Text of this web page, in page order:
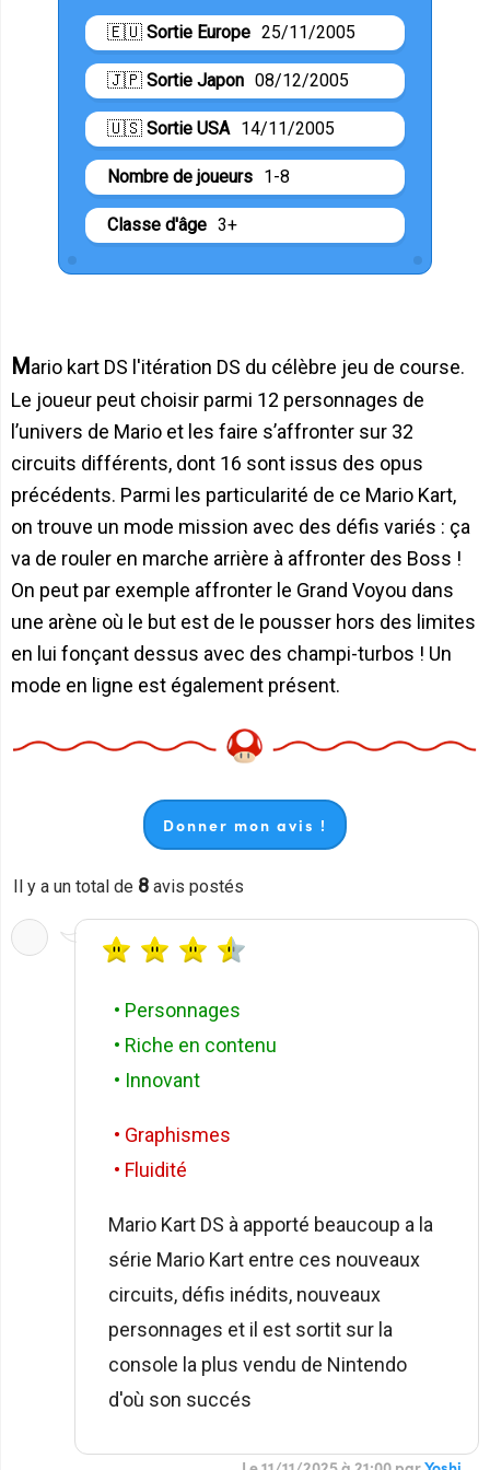
🇪🇺 Sortie Europe 25/11/2005
🇯🇵 Sortie Japon 08/12/2005
🇺🇸 Sortie USA 14/11/2005
Nombre de joueurs 1-8
Classe d'âge 3+
Mario kart DS l'itération DS du célèbre jeu de course.
Le joueur peut choisir parmi 12 personnages de
l’univers de Mario et les faire s’affronter sur 32
circuits différents, dont 16 sont issus des opus
précédents. Parmi les particularité de ce Mario Kart,
on trouve un mode mission avec des défis variés : ça
va de rouler en marche arrière à affronter des Boss !
On peut par exemple affronter le Grand Voyou dans
une arène où le but est de le pousser hors des limites
en lui fonçant dessus avec des champi-turbos ! Un
mode en ligne est également présent.
Donner mon avis !
Il y a un total de 8 avis postés
• Personnages
• Riche en contenu
• Innovant
• Graphismes
• Fluidité
Mario Kart DS à apporté beaucoup a la
série Mario Kart entre ces nouveaux
circuits, défis inédits, nouveaux
personnages et il est sortit sur la
console la plus vendu de Nintendo
d'où son succés